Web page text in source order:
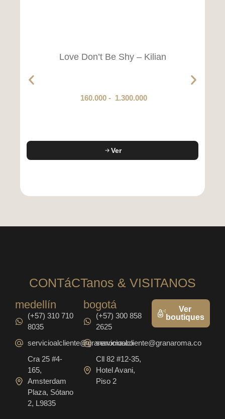
Love Don’t Be Shy – Kilian
160.000 - 1.300.000
Ver
CONTáCTanos & VISITANOS
medellín
(+57) 310 710
8035
servicioalcliente@granaroma.co
Cra 25 #4-
165,
Amsterdam
Plaza, Sótano
2, L9835
bogotá
(+57) 300 858
2625
servicioalcliente@granaroma.co
Cll 82 #12-35,
Hotel Avani,
Piso 2
Ver
boutiques